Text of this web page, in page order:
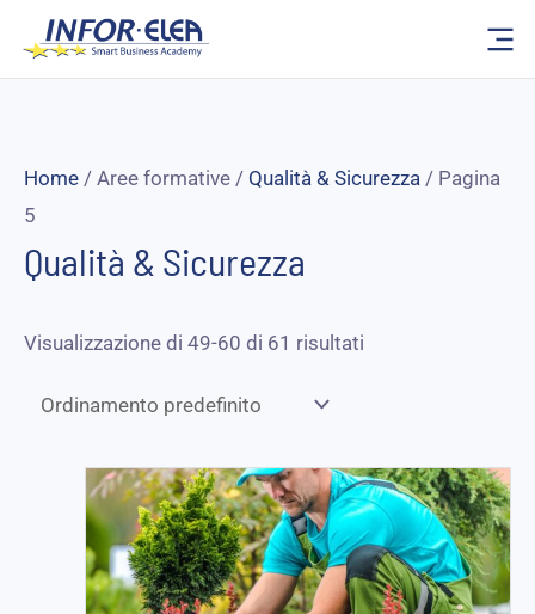
Home / Aree formative / Qualità & Sicurezza / Pagina
5
Qualità & Sicurezza
Visualizzazione di 49-60 di 61 risultati